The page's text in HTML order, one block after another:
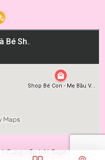
| Cung cấp bởiSapo